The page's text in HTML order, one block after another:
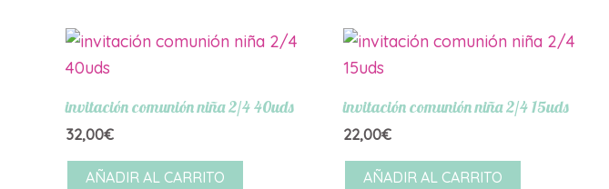
invitación comunión niña 2/4 40uds
32,00€
AÑADIR AL CARRITO
invitación comunión niña 2/4 15uds
22,00€
AÑADIR AL CARRITO